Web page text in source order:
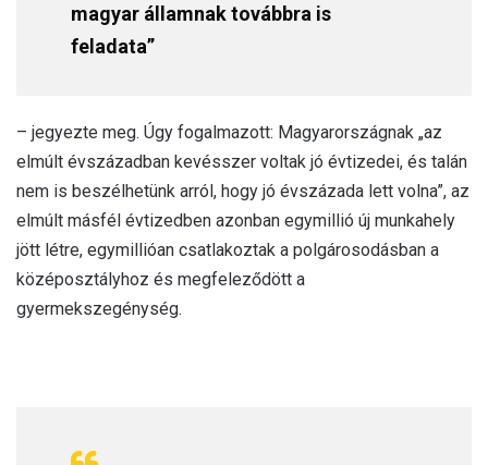
magyar államnak továbbra is
feladata”
– jegyezte meg. Úgy fogalmazott: Magyarországnak „az
elmúlt évszázadban kevésszer voltak jó évtizedei, és talán
nem is beszélhetünk arról, hogy jó évszázada lett volna”, az
elmúlt másfél évtizedben azonban egymillió új munkahely
jött létre, egymillióan csatlakoztak a polgárosodásban a
középosztályhoz és megfeleződött a
gyermekszegénység.